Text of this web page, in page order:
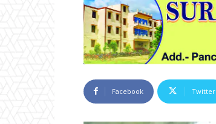
Facebook Twitter